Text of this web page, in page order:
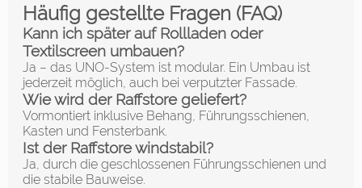
Häufig gestellte Fragen (FAQ)
Kann ich später auf Rollladen oder
Textilscreen umbauen?
Ja – das UNO-System ist modular. Ein Umbau ist
jederzeit möglich, auch bei verputzter Fassade.
Wie wird der Raffstore geliefert?
Vormontiert inklusive Behang, Führungsschienen,
Kasten und Fensterbank.
Ist der Raffstore windstabil?
Ja, durch die geschlossenen Führungsschienen und
die stabile Bauweise.